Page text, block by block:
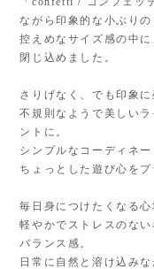
ながら印象的な小ぶりの
控えめなサイズ感の中
閉じ込めました。
さりげなく、でも印象に
不規則なようで美しい
ントに。
シンプルなコーディネ
ちょっとした遊び心をプ
毎日身につけたくなる心
軽やかでストレスのな
バランス感。
日常に自然と溶け込み